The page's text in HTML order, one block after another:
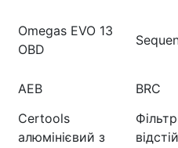
Omegas EVO 13
OBD
AEB BRC
Certools
алюмінієвий з
Фільтр